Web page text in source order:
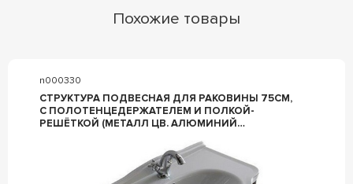
Похожие товары
n000330
СТРУКТУРА ПОДВЕСНАЯ ДЛЯ РАКОВИНЫ 75СМ,
С ПОЛОТЕНЦЕДЕРЖАТЕЛЕМ И ПОЛКОЙ-
РЕШЁТКОЙ (МЕТАЛЛ ЦВ. АЛЮМИНИЙ